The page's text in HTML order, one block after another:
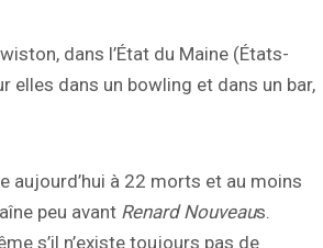
dans l’État du Maine (États-
elles dans un bowling et dans un bar,
aujourd’hui à 22 morts et au moins
peu avant Renard Nouveaus.
s’il n’existe toujours pas de